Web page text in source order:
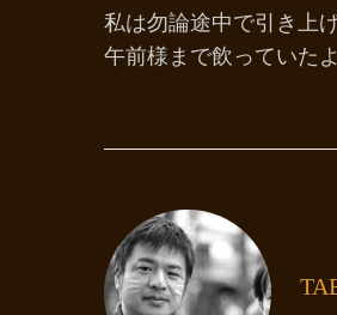
私は勿論途中で引き上
午前様まで飲っていた